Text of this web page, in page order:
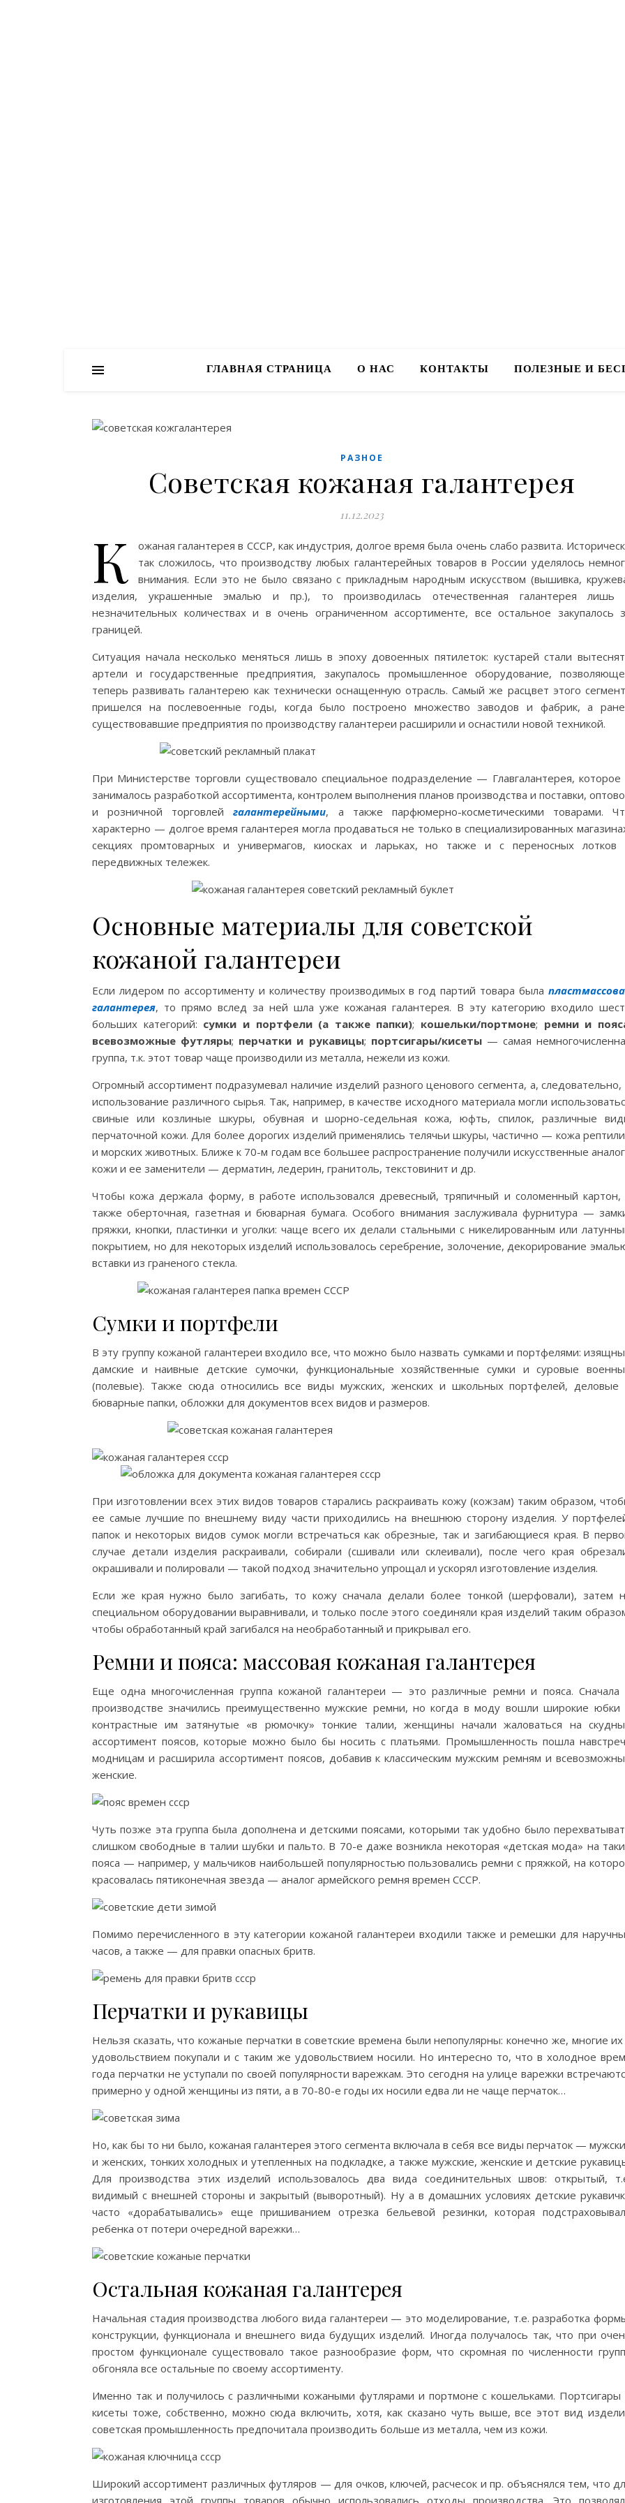
ГЛАВНАЯ СТРАНИЦА О НАС КОНТАКТЫ ПОЛЕЗНЫЕ И
РАЗНОЕ
Советская кожаная галантерея
11.12.2023
К
ожаная галантерея в СССР, как индустрия, долгое время была очень слабо развита.
так сложилось, что производству любых галантерейных товаров в России уделялось
внимания. Если это не было связано с прикладным народным искусством (вышивка,
изделия, украшенные эмалью и пр.), то производилась отечественная галантерея лишь
незначительных количествах и в очень ограниченном ассортименте, все остальное закупалось
границей.
Ситуация начала несколько меняться лишь в эпоху довоенных пятилеток: кустарей стали
артели и государственные предприятия, закупалось промышленное оборудование,
теперь развивать галантерею как технически оснащенную отрасль. Самый же расцвет этого
пришелся на послевоенные годы, когда было построено множество заводов и фабрик, а
существовавшие предприятия по производству галантереи расширили и оснастили новой техникой.
При Министерстве торговли существовало специальное подразделение — Главгалантерея, которое
занималось разработкой ассортимента, контролем выполнения планов производства и поставки,
и розничной торговлейгалантерейными, а также парфюмерно-косметическими товарами.
характерно — долгое время галантерея могла продаваться не только в специализированных
секциях промтоварных и универмагов, киосках и ларьках, но также и с переносных лотков
передвижных тележек.
Основные материалы для советской
кожаной галантереи
Если лидером по ассортименту и количеству производимых в год партий товара была
галантерея, то прямо вслед за ней шла уже кожаная галантерея. В эту категорию входило
больших категорий: сумки и портфели (а также папки); кошельки/портмоне; ремни и
всевозможные футляры; перчатки и рукавицы; портсигары/кисеты— самая
группа, т.к. этот товар чаще производили из металла, нежели из кожи.
Огромный ассортимент подразумевал наличие изделий разного ценового сегмента, а, следовательно,
использование различного сырья. Так, например, в качестве исходного материала могли
свиные или козлиные шкуры, обувная и шорно-седельная кожа, юфть, спилок, различные
перчаточной кожи. Для более дорогих изделий применялись телячьи шкуры, частично — кожа
и морских животных. Ближе к 70-м годам все большее распространение получили искусственные
кожи и ее заменители — дерматин, ледерин, гранитоль, текстовинит и др.
Чтобы кожа держала форму, в работе использовался древесный, тряпичный и соломенный картон,
также оберточная, газетная и бюварная бумага. Особого внимания заслуживала фурнитура —
пряжки, кнопки, пластинки и уголки: чаще всего их делали стальными с никелированным или
покрытием, но для некоторых изделий использовалось серебрение, золочение, декорирование
вставки из граненого стекла.
Сумки и портфели
В эту группу кожаной галантереи входило все, что можно было назвать сумками и портфелями:
дамские и наивные детские сумочки, функциональные хозяйственные сумки и суровые
(полевые). Также сюда относились все виды мужских, женских и школьных портфелей, деловые
бюварные папки, обложки для документов всех видов и размеров.
При изготовлении всех этих видов товаров старались раскраивать кожу (кожзам) таким образом,
ее самые лучшие по внешнему виду части приходились на внешнюю сторону изделия. У
папок и некоторых видов сумок могли встречаться как обрезные, так и загибающиеся края. В
случае детали изделия раскраивали, собирали (сшивали или склеивали), после чего края
окрашивали и полировали — такой подход значительно упрощал и ускорял изготовление изделия.
Если же края нужно было загибать, то кожу сначала делали более тонкой (шерфовали), затем
специальном оборудовании выравнивали, и только после этого соединяли края изделий таким
чтобы обработанный край загибался на необработанный и прикрывал его.
Ремни и пояса: массовая кожаная галантерея
Еще одна многочисленная группа кожаной галантереи — это различные ремни и пояса. Сначала
производстве значились преимущественно мужские ремни, но когда в моду вошли широкие юбки
контрастные им затянутые «в рюмочку» тонкие талии, женщины начали жаловаться на
ассортимент поясов, которые можно было бы носить с платьями. Промышленность пошла
модницам и расширила ассортимент поясов, добавив к классическим мужским ремням и
женские.
Чуть позже эта группа была дополнена и детскими поясами, которыми так удобно было
слишком свободные в талии шубки и пальто. В 70-е даже возникла некоторая «детская мода» на
пояса — например, у мальчиков наибольшей популярностью пользовались ремни с пряжкой, на
красовалась пятиконечная звезда — аналог армейского ремня времен СССР.
Помимо перечисленного в эту категории кожаной галантереи входили также и ремешки для
часов, а также — для правки опасных бритв.
Перчатки и рукавицы
Нельзя сказать, что кожаные перчатки в советские времена были непопулярны: конечно же, многие их
удовольствием покупали и с таким же удовольствием носили. Но интересно то, что в холодное
года перчатки не уступали по своей популярности варежкам. Это сегодня на улице варежки
примерно у одной женщины из пяти, а в 70-80-е годы их носили едва ли не чаще перчаток…
Но, как бы то ни было, кожаная галантерея этого сегмента включала в себя все виды перчаток —
и женских, тонких холодных и утепленных на подкладке, а также мужские, женские и детские
Для производства этих изделий использовалось два вида соединительных швов: открытый,
видимый с внешней стороны и закрытый (выворотный). Ну а в домашних условиях детские
часто «дорабатывались» еще пришиванием отрезка бельевой резинки, которая
ребенка от потери очередной варежки…
Остальная кожаная галантерея
Начальная стадия производства любого вида галантереи — это моделирование, т.е. разработка
конструкции, функционала и внешнего вида будущих изделий. Иногда получалось так, что при
простом функционале существовало такое разнообразие форм, что скромная по численности
обгоняла все остальные по своему ассортименту.
Именно так и получилось с различными кожаными футлярами и портмоне с кошельками. Портсигары
кисеты тоже, собственно, можно сюда включить, хотя, как сказано чуть выше, все этот вид
советская промышленность предпочитала производить больше из металла, чем из кожи.
Широкий ассортимент различных футляров — для очков, ключей, расчесок и пр. объяснялся тем, что
изготовления этой группы товаров обычно использовались отходы производства. Это